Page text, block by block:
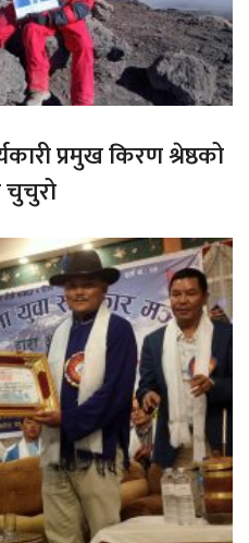
प्रमुख किरण श्रेष्ठको
चुचुरो